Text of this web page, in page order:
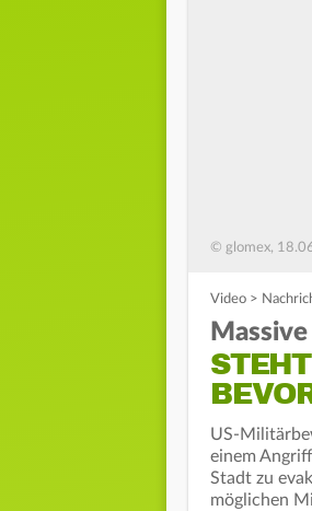
© glomex,
Video >
US-
einem
Stadt zu
möglichen